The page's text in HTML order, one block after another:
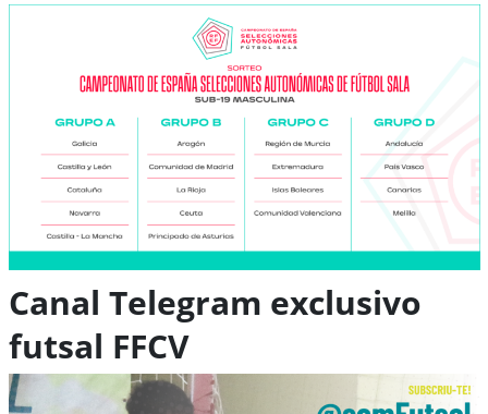
Canal Telegram exclusivo
futsal FFCV